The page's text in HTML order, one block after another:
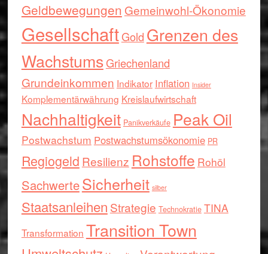
Geldbewegungen Gemeinwohl-Ökonomie
GesellschaftGold Grenzen des
WachstumsGriechenland
Grundeinkommen Indikator Inflation Insider
Komplementärwährung Kreislaufwirtschaft
Nachhaltigkeit Panikverkäufe Peak Oil
Postwachstum Postwachstumsökonomie PR
Regiogeld Resilienz Rohstoffe Rohöl
SachwerteSicherheit silber
Staatsanleihen Strategie Technokratie TINA
Transformation Transition Town